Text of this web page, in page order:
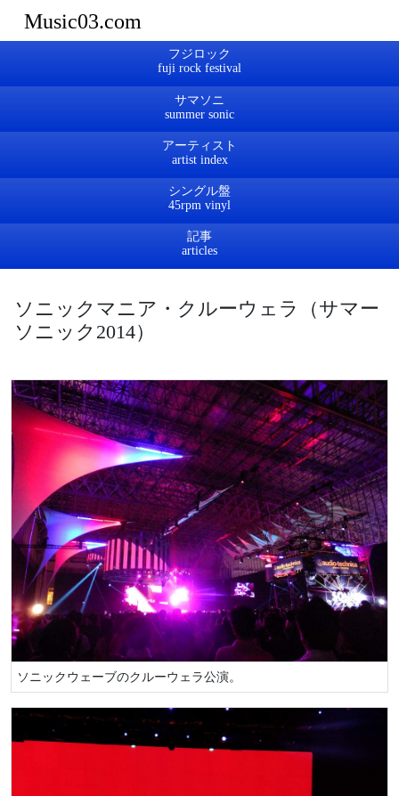
Music03.com
フジロック
サマソニ
アーティスト
シングル盤
記事
ソニックマニア・クルーウェラ（サマー
ソニック2014）
ソニックウェーブのクルーウェラ公演。